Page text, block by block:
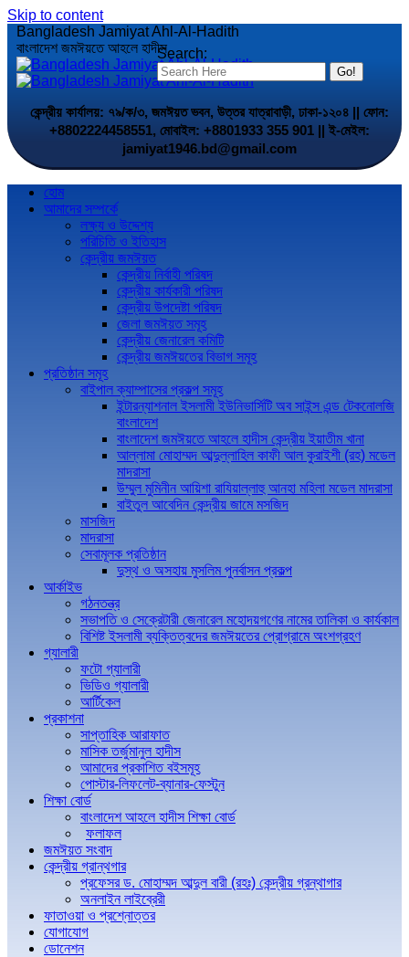
Skip to content
Search:
Bangladesh Jamiyat Ahl-Al-Hadith
বাংলাদেশ জমঈয়তে আহলে হাদীস
কেন্দ্রীয় কার্যালয়: ৭৯/ক/৩, জমঈয়ত ভবন, উত্তর যাত্রাবাড়ী, ঢাকা-১২০৪ || ফোন:
+8802224458551, মোবাইল: +8801933 355 901 || ই-মেইল:
jamiyat1946.bd@gmail.com
হোম
আমাদের সম্পর্কে
লক্ষ্য ও উদ্দেশ্য
পরিচিতি ও ইতিহাস
কেন্দ্রীয় জমঈয়ত
কেন্দ্রীয় নির্বাহী পরিষদ
কেন্দ্রীয় কার্যকারী পরিষদ
কেন্দ্রীয় উপদেষ্টা পরিষদ
জেলা জমঈয়ত সমূহ
কেন্দ্রীয় জেনারেল কমিটি
কেন্দ্রীয় জমঈয়তের বিভাগ সমূহ
প্রতিষ্ঠান সমূহ
বাইপাল ক্যাম্পাসের প্রকল্প সমূহ
ইন্টারন্যাশনাল ইসলামী ইউনিভার্সিটি অব সাইন্স এন্ড টেকনোলজি
বাংলাদেশ
বাংলাদেশ জমঈয়তে আহলে হাদীস কেন্দ্রীয় ইয়াতীম খানা
আল্লামা মোহাম্মদ আব্দুল্লাহিল কাফী আল কুরাইশী (রহ) মডেল
মাদরাসা
উম্মুল মুমিনীন আয়িশা রাযিয়াল্লাহু আনহা মহিলা মডেল মাদরাসা
বাইতুল আবেদিন কেন্দ্রীয় জামে মসজিদ
মাসজিদ
মাদরাসা
সেবামূলক প্রতিষ্ঠান
দুস্থ ও অসহায় মুসলিম পুনর্বাসন প্রকল্প
আর্কাইভ
গঠনতন্ত্র
সভাপতি ও সেক্রেটারী জেনারেল মহোদয়গণের নামের তালিকা ও কার্যকাল
বিশিষ্ট ইসলামী ব্যক্তিত্বদের জমঈয়তের প্রোগ্রামে অংশগ্রহণ
গ্যালারী
ফটো গ্যালারী
ভিডিও গ্যালারী
আর্টিকেল
প্রকাশনা
সাপ্তাহিক আরাফাত
মাসিক তর্জুমানুল হাদীস
আমাদের প্রকাশিত বইসমূহ
পোস্টার-লিফলেট-ব্যানার-ফেস্টুন
শিক্ষা বোর্ড
বাংলাদেশ আহলে হাদীস শিক্ষা বোর্ড
ফলাফল
জমঈয়ত সংবাদ
কেন্দ্রীয় গ্রান্থগার
প্রফেসর ড. মোহাম্মদ আব্দুল বারী (রহঃ) কেন্দ্রীয় গ্রন্থাগার
অনলাইন লাইব্রেরী
ফাতাওয়া ও প্রশ্নোত্তর
যোগাযোগ
ডোনেশন